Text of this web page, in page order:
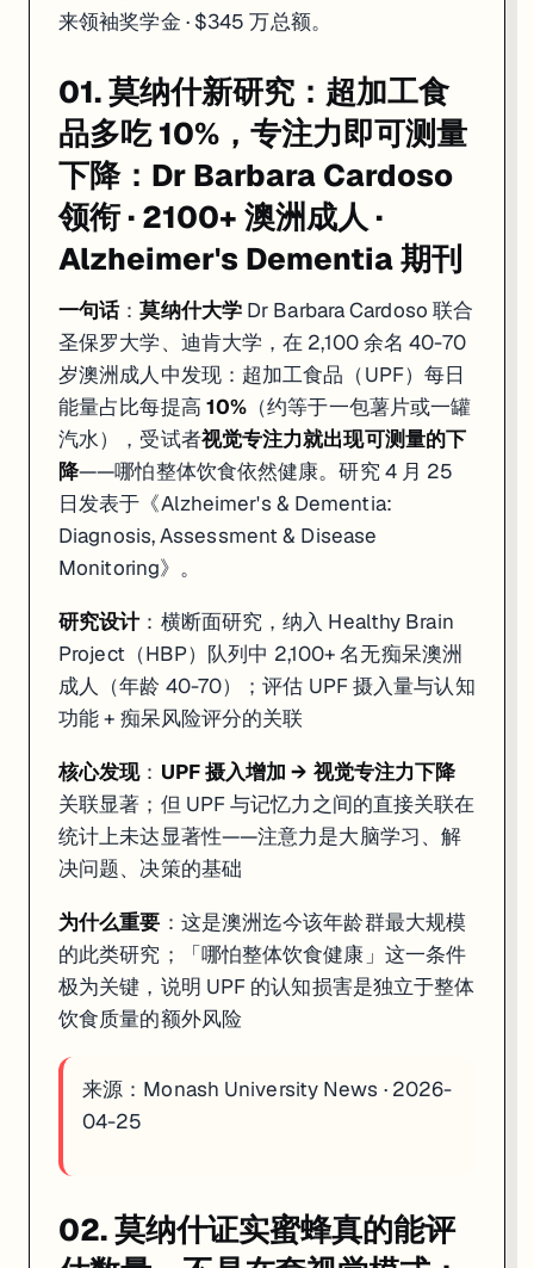
来领袖奖学金 · $345 万总额。
01. 莫纳什新研究：超加工食
品多吃 10%，专注力即可测量
下降：Dr Barbara Cardoso
领衔 · 2100+ 澳洲成人 ·
Alzheimer's Dementia 期刊
一句话：莫纳什大学Dr Barbara Cardoso 联合
圣保罗大学、迪肯大学，在 2,100 余名 40-70
岁澳洲成人中发现：超加工食品（UPF）每日
能量占比每提高 10% （约等于一包薯片或一罐
汽水），受试者视觉专注力就出现可测量的下
降——哪怕整体饮食依然健康。研究 4 月 25
日发表于《Alzheimer's & Dementia:
Diagnosis, Assessment & Disease
Monitoring》。
研究设计：横断面研究，纳入 Healthy Brain
Project（HBP）队列中 2,100+ 名无痴呆澳洲
成人（年龄 40-70）；评估 UPF 摄入量与认知
功能 + 痴呆风险评分的关联
核心发现： UPF 摄入增加 → 视觉专注力下降
关联显著；但 UPF 与记忆力之间的直接关联在
统计上未达显著性——注意力是大脑学习、解
决问题、决策的基础
为什么重要 ：这是澳洲迄今该年龄群最大规模
的此类研究；「哪怕整体饮食健康」这一条件
极为关键，说明 UPF 的认知损害是独立于整体
饮食质量的额外风险
来源： Monash University News · 2026-
04-25
02. 莫纳什证实蜜蜂真的能评